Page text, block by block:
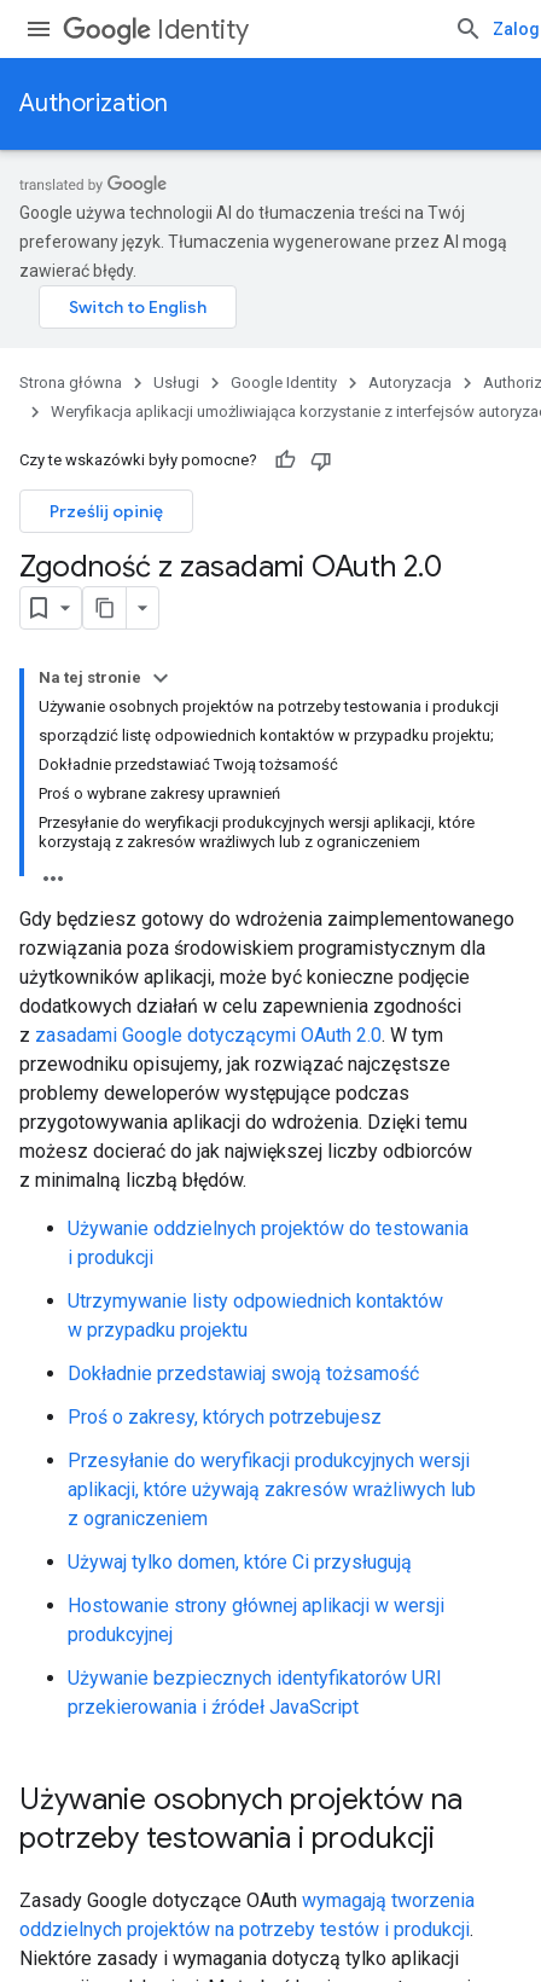
Identity
Authorization
Google używa technologii AI do tłumaczenia treści na Twój
preferowany język. Tłumaczenia wygenerowane przez AI mogą
zawierać błędy.
Strona główna Usługi Google Identity Autoryzacja
Weryfikacja aplikacji umożliwiająca korzystanie z interfejsów
Czy te wskazówki były pomocne?
Prześlij opinię
Zgodność z zasadami OAuth 2.0
Na tej stronie
Używanie osobnych projektów na potrzeby testowania i produkcji
sporządzić listę odpowiednich kontaktów w przypadku projektu;
Dokładnie przedstawiać Twoją tożsamość
Proś o wybrane zakresy uprawnień
Przesyłanie do weryfikacji produkcyjnych wersji aplikacji, które
korzystają z zakresów wrażliwych lub z ograniczeniem
Gdy będziesz gotowy do wdrożenia zaimplementowanego
rozwiązania poza środowiskiem programistycznym dla
użytkowników aplikacji, może być konieczne podjęcie
dodatkowych działań w celu zapewnienia zgodności
z zasadami Google dotyczącymi OAuth 2.0. W tym
przewodniku opisujemy, jak rozwiązać najczęstsze
problemy deweloperów występujące podczas
przygotowywania aplikacji do wdrożenia. Dzięki temu
możesz docierać do jak największej liczby odbiorców
z minimalną liczbą błędów.
Używanie oddzielnych projektów do testowania
i produkcji
Utrzymywanie listy odpowiednich kontaktów
w przypadku projektu
Dokładnie przedstawiaj swoją tożsamość
Proś o zakresy, których potrzebujesz
Przesyłanie do weryfikacji produkcyjnych wersji
aplikacji, które używają zakresów wrażliwych lub
z ograniczeniem
Używaj tylko domen, które Ci przysługują
Hostowanie strony głównej aplikacji w wersji
produkcyjnej
Używanie bezpiecznych identyfikatorów URI
przekierowania i źródeł JavaScript
Używanie osobnych projektów na
potrzeby testowania i produkcji
Zasady Google dotyczące OAuth wymagają tworzenia
oddzielnych projektów na potrzeby testów i produkcji.
Niektóre zasady i wymagania dotyczą tylko aplikacji